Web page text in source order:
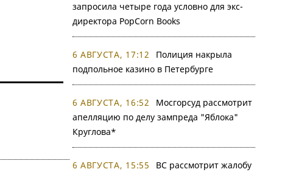
запросила четыре года условно для экс-
директора PopCorn Books
6 АВГУСТА, 17:12
Полиция накрыла
подпольное казино в Петербурге
6 АВГУСТА, 16:52
Мосгорсуд рассмотрит
апелляцию по делу зампреда "Яблока"
Круглова*
6 АВГУСТА, 15:55
ВС рассмотрит жалобу